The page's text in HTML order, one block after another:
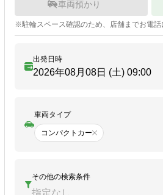
車両預かり
※駐輪スペース確認のため、店舗までお電話
出発日時
2026年08月08日 (土) 09:00
車両タイプ
コンパクトカー
その他の検索条件
指定なし